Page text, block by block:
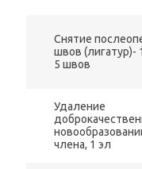
Снятие
швов (лигатур)-
5 швов
Удаление
члена, 1 эл